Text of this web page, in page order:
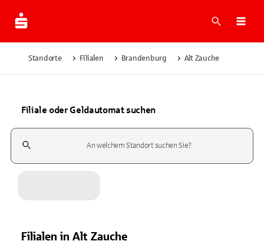
Suche
Standorte Filialen Brandenburg Alt Zauche
Filiale oder Geldautomat suchen
Suchfeld
Filialen in Alt Zauche